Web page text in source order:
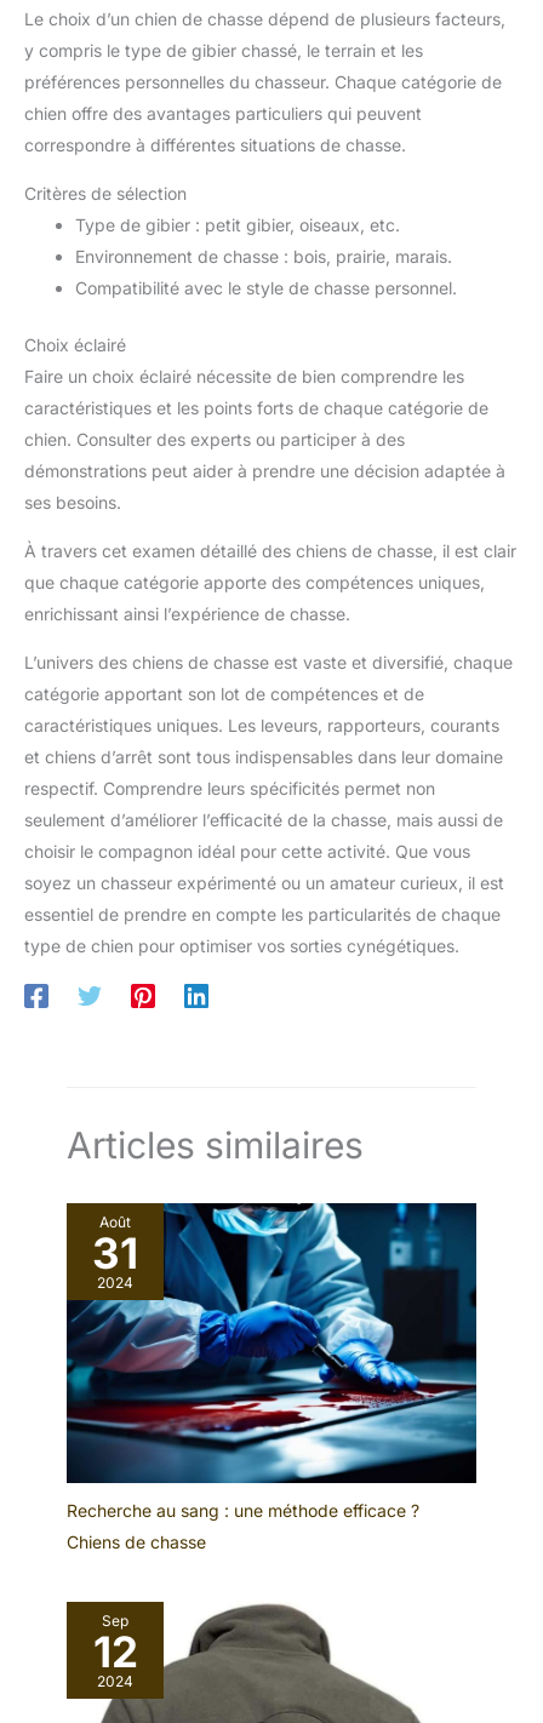
Le choix d’un chien de chasse dépend de plusieurs facteurs,
y compris le type de gibier chassé, le terrain et les
préférences personnelles du chasseur. Chaque catégorie de
chien offre des avantages particuliers qui peuvent
correspondre à différentes situations de chasse.
Critères de sélection
Type de gibier : petit gibier, oiseaux, etc.
Environnement de chasse : bois, prairie, marais.
Compatibilité avec le style de chasse personnel.
Choix éclairé
Faire un choix éclairé nécessite de bien comprendre les
caractéristiques et les points forts de chaque catégorie de
chien. Consulter des experts ou participer à des
démonstrations peut aider à prendre une décision adaptée à
ses besoins.
À travers cet examen détaillé des chiens de chasse, il est clair
que chaque catégorie apporte des compétences uniques,
enrichissant ainsi l’expérience de chasse.
L’univers des chiens de chasse est vaste et diversifié, chaque
catégorie apportant son lot de compétences et de
caractéristiques uniques. Les leveurs, rapporteurs, courants
et chiens d’arrêt sont tous indispensables dans leur domaine
respectif. Comprendre leurs spécificités permet non
seulement d’améliorer l’efficacité de la chasse, mais aussi de
choisir le compagnon idéal pour cette activité. Que vous
soyez un chasseur expérimenté ou un amateur curieux, il est
essentiel de prendre en compte les particularités de chaque
type de chien pour optimiser vos sorties cynégétiques.
Articles similaires
Août
31
2024
Recherche au sang : une méthode efficace ?
Chiens de chasse
Sep
12
2024